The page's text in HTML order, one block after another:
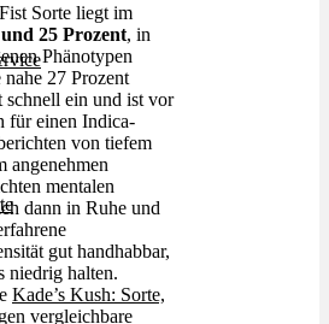
Sorte liegt im
25 Prozent, in
Phänotypen
27 Prozent
ein und ist vor
für einen Indica-
von tiefem
angenehmen
mentalen
dann in Ruhe und
gut handhabbar,
niedrig halten.
Kade’s Kush: Sorte,
vergleichbare